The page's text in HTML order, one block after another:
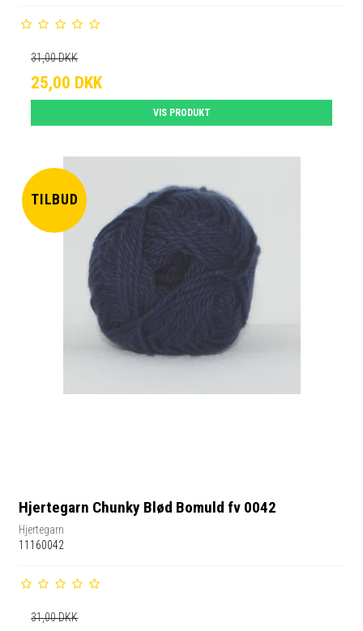
31,00 DKK
25,00 DKK
VIS PRODUKT
TILBUD
Hjertegarn Chunky Blød Bomuld fv 0042
Hjertegarn
11160042
31,00 DKK